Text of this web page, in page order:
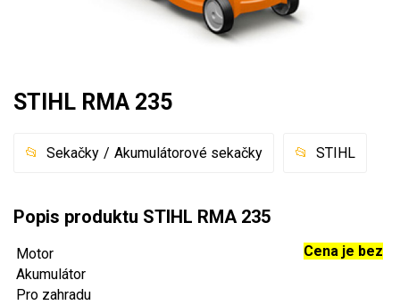
Motorové pily
Benzínové pily
STIHL RMA 235
Sekačky Akumulátorové sekačky STIHL
Popis produktu STIHL RMA 235
Motor
Akumulátor
Pro zahradu
Cena je bez